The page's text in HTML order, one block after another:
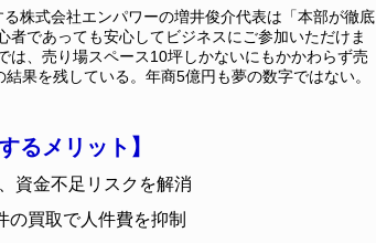
株式会社エンパワーの増井俊介代表は「本部が徹底
者であっても安心してビジネスにご参加いただけま
は、売り場スペース10坪しかないにもかかわらず売
果を残している。年商5億円も夢の数字ではない。
るメリット】
資金不足リスクを解消
の買取で人件費を抑制